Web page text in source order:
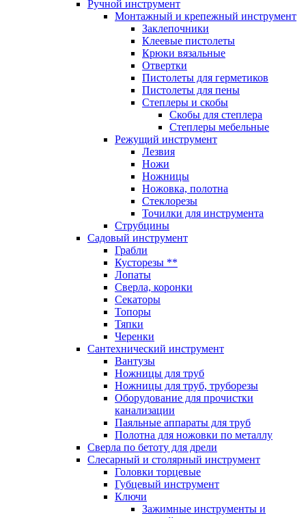
Ручной инструмент
Монтажный и крепежный инструмент
Заклепочники
Клеевые пистолеты
Крюки вязальные
Отвертки
Пистолеты для герметиков
Пистолеты для пены
Степлеры и скобы
Скобы для степлера
Степлеры мебельные
Режущий инструмент
Лезвия
Ножи
Ножницы
Ножовка, полотна
Стеклорезы
Точилки для инструмента
Струбцины
Садовый инструмент
Грабли
Кусторезы **
Лопаты
Сверла, коронки
Секаторы
Топоры
Тяпки
Черенки
Сантехнический инструмент
Вантузы
Ножницы для труб
Ножницы для труб, труборезы
Оборудование для прочистки
канализации
Паяльные аппараты для труб
Полотна для ножовки по металлу
Сверла по бетоту для дрели
Слесарный и столярный инструмент
Головки торцевые
Губцевый инструмент
Ключи
Зажимные инструменты и